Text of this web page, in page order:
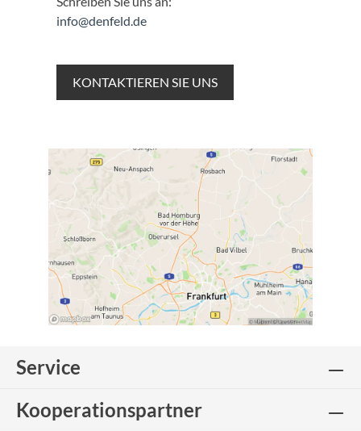
info@denfeld.de
KONTAKTIEREN SIE UNS
Service
Kooperationspartner